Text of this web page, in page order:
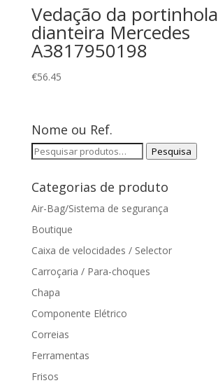
Vedação da portinhola
dianteira Mercedes
A3817950198
€56.45
Nome ou Ref.
Pesquisar
Pesquisa
Categorias de produto
Air-Bag/Sistema de segurança
Boutique
Caixa de velocidades / Selector
Carroçaria / Para-choques
Chapa
Componente Elétrico
Correias
Ferramentas
Frisos